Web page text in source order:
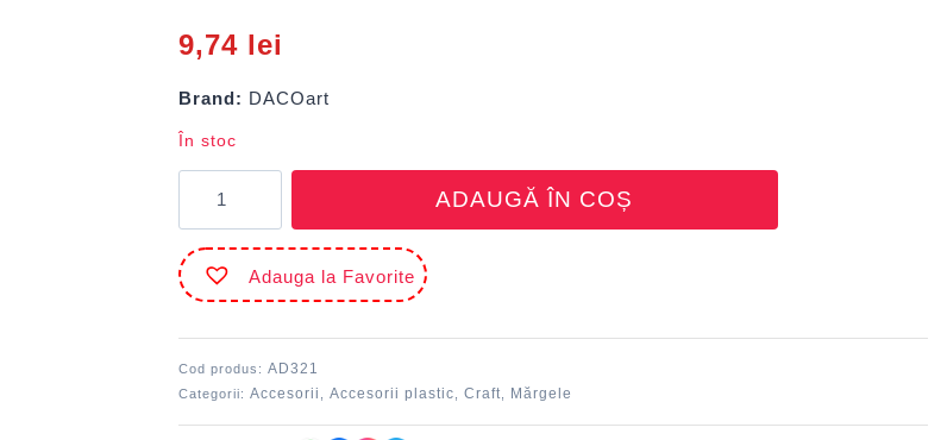
9,74 lei
Brand: DACOart
În stoc
Accesorii
craft
-
AD321
Mărgele
DACO
ADAUGĂ ÎN COȘ
Adauga la Favorite
Cod produs:AD321
Categorii:Accesorii ,Accesorii plastic ,Craft Mărgele